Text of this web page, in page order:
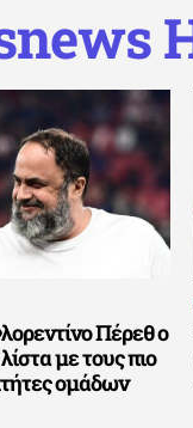
Πέρεθ ο
με τους πιο
ομάδων